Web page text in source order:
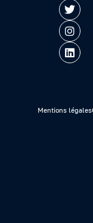
Mentions légales